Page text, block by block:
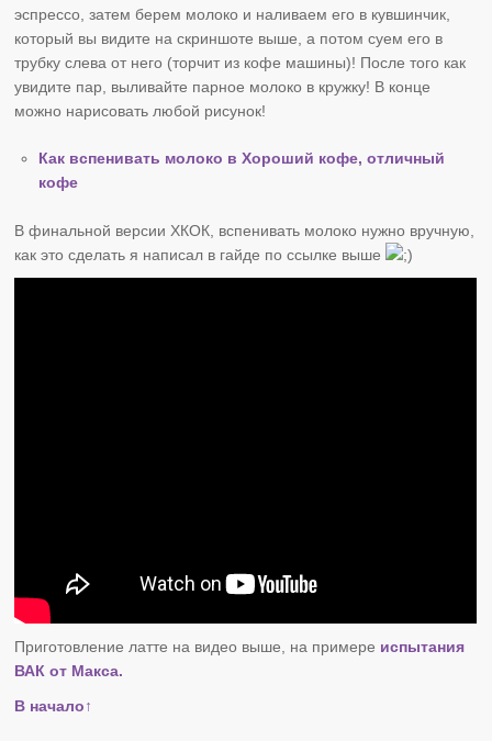
эспрессо, затем берем молоко и наливаем его в кувшинчик,
который вы видите на скриншоте выше, а потом суем его в
трубку слева от него (торчит из кофе машины)! После того как
увидите пар, выливайте парное молоко в кружку! В конце
можно нарисовать любой рисунок!
Как вспенивать молоко в Хороший кофе, отличный
кофе
В финальной версии ХКОК, вспенивать молоко нужно вручную,
как это сделать я написал в гайде по ссылке выше
Приготовление латте на видео выше, на примере испытания
ВАК от Макса.
В начало↑